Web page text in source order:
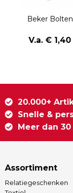
Beker Bolten
V.a. € 1,40
20.000+
Snelle &
Meer dan
Assortiment
Relatiegeschenken